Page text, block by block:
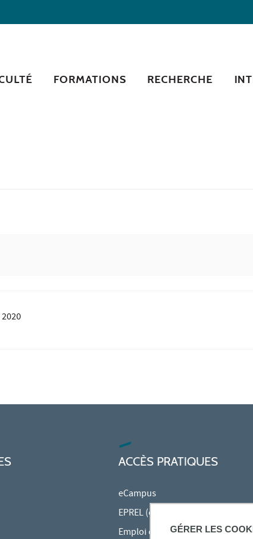
GÉRER LES
FORMATIONS RECHERCHE
ACCÈS PRATIQUES
eCampus
EPREL (cours en ligne)
Emploi du temps en ligne (ADE)